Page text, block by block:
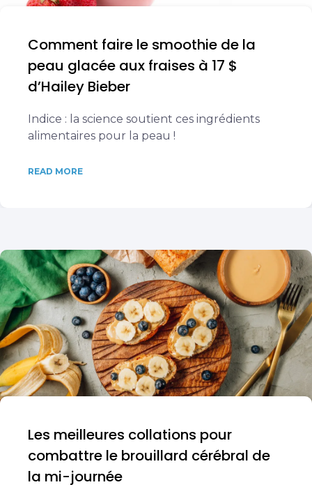
Comment faire le smoothie de la
peau glacée aux fraises à 17 $
d’Hailey Bieber
Indice : la science soutient ces ingrédients
alimentaires pour la peau !
READ MORE
Les meilleures collations pour
combattre le brouillard cérébral de
la mi-journée